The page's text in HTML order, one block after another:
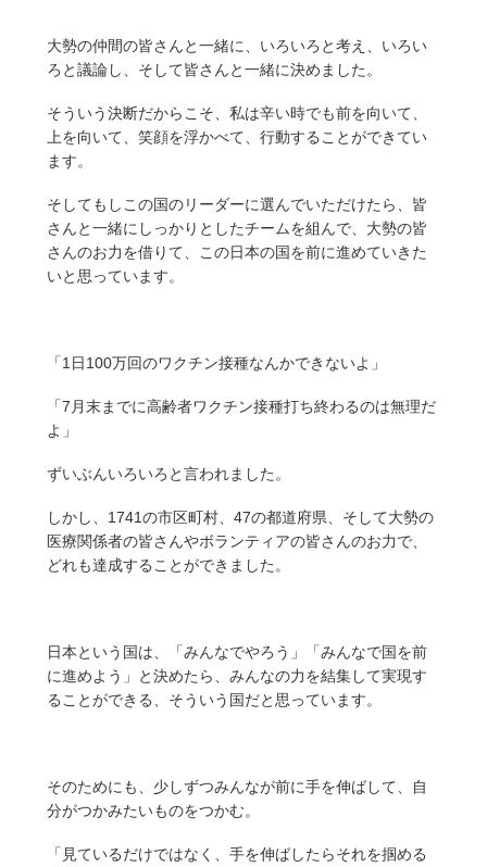
大勢の仲間の皆さんと一緒に、いろいろと考え、いろい
ろと議論し、そして皆さんと一緒に決めました。
そういう決断だからこそ、私は辛い時でも前を向いて、
上を向いて、笑顔を浮かべて、行動することができてい
ます。
そしてもしこの国のリーダーに選んでいただけたら、皆
さんと一緒にしっかりとしたチームを組んで、大勢の皆
さんのお力を借りて、この日本の国を前に進めていきた
いと思っています。
「1日100万回のワクチン接種なんかできないよ」
「7月末までに高齢者ワクチン接種打ち終わるのは無理だ
よ」
ずいぶんいろいろと言われました。
しかし、1741の市区町村、47の都道府県、そして大勢の
医療関係者の皆さんやボランティアの皆さんのお力で、
どれも達成することができました。
日本という国は、「みんなでやろう」「みんなで国を前
に進めよう」と決めたら、みんなの力を結集して実現す
ることができる、そういう国だと思っています。
そのためにも、少しずつみんなが前に手を伸ばして、自
分がつかみたいものをつかむ。
「見ているだけではなく、手を伸ばしたらそれを掴める